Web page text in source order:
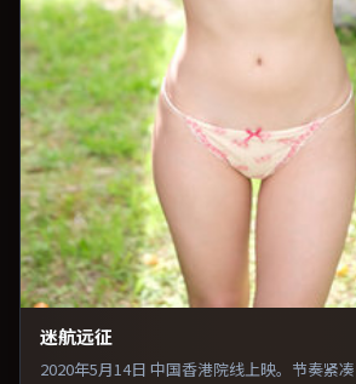
迷航远征
2020年5月14日 中国香港院线上映。节奏紧